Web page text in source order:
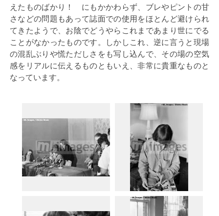
えたものばかり！ にもかかわらず、ブレやピントの甘
さなどの問題もあって誌面での使用をほとんど避けられ
てきたようで、お陰でどうやらこれまであまり世にでる
ことがなかったものです。しかしこれ、逆に言うと現場
の混乱ぶりや慌ただしさをも写し込んで、その場の空気
感をリアルに伝えるものともいえ、非常に貴重なものと
なっています。